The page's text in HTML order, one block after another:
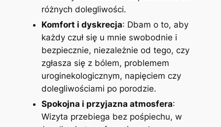
różnych dolegliwości.
Komfort i dyskrecja: Dbam o to, aby
każdy czuł się u mnie swobodnie i
bezpiecznie, niezależnie od tego, czy
zgłasza się z bólem, problemem
uroginekologicznym, napięciem czy
dolegliwościami po porodzie.
Spokojna i przyjazna atmosfera:
Wizyta przebiega bez pośpiechu, w